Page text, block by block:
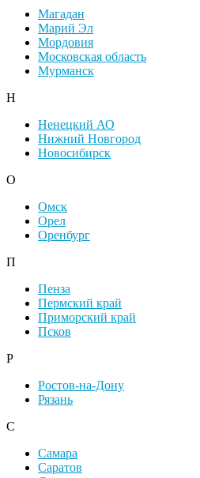
Магадан
Марий Эл
Мордовия
Московская область
Мурманск
Н
Ненецкий АО
Нижний Новгород
Новосибирск
О
Омск
Орел
Оренбург
П
Пенза
Пермский край
Приморский край
Псков
Р
Ростов-на-Дону
Рязань
С
Самара
Саратов